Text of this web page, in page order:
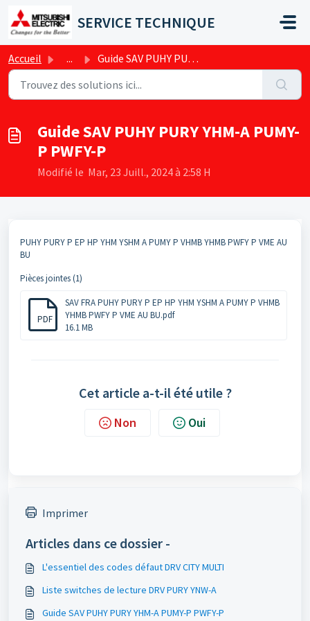
Passer au contenu principal
SERVICE TECHNIQUE
Accueil ... Guide SAV PUHY PURY YHM-A PUMY-P PWFY-P
Guide SAV PUHY PURY YHM-A PUMY-
P PWFY-P
Modifié le Mar, 23 Juill., 2024 à 2:58 H
PUHY PURY P EP HP YHM YSHM A PUMY P VHMB YHMB PWFY P VME AU
BU
Pièces jointes (1)
PDF
SAV FRA PUHY PURY P EP HP YHM YSHM A PUMY P VHMB
YHMB PWFY P VME AU BU.pdf
16.1 MB
Cet article a-t-il été utile ?
Non Oui
Imprimer
Articles dans ce dossier -
L'essentiel des codes défaut DRV CITY MULTI
Liste switches de lecture DRV PURY YNW-A
Guide SAV PUHY PURY YHM-A PUMY-P PWFY-P